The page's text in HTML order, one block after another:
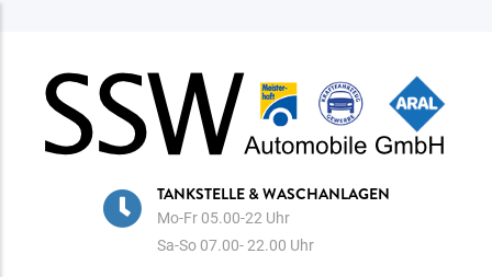
TANKSTELLE & WASCHANLAGEN
Mo-Fr 05.00-22 Uhr
Sa-So 07.00- 22.00 Uhr